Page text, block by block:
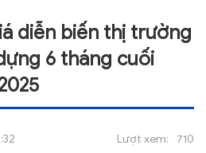
diễn biến thị trường
6 tháng cuối
Lượt xem:
710